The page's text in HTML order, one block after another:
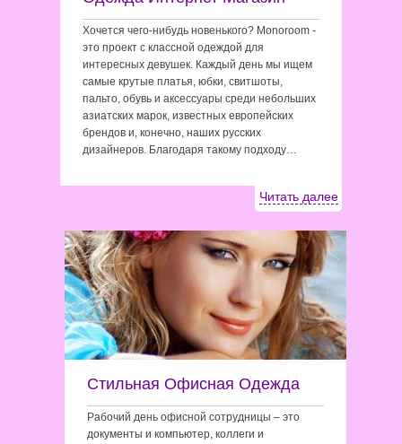
Хочется чего-нибудь новенького? Monoroom -
это проект с классной одеждой для
интересных девушек. Каждый день мы ищем
самые крутые платья, юбки, свитшоты,
пальто, обувь и аксессуары среди небольших
азиатских марок, известных европейских
брендов и, конечно, наших русских
дизайнеров. Благодаря такому подходу…
Читать далее
Стильная Офисная Одежда
Рабочий день офисной сотрудницы – это
документы и компьютер, коллеги и